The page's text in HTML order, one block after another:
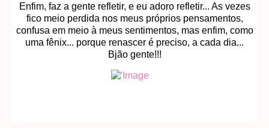
Enfim, faz a gente refletir, e eu adoro refletir... As vezes
fico meio perdida nos meus próprios pensamentos,
confusa em meio à meus sentimentos, mas enfim, como
uma fênix... porque renascer é preciso, a cada dia...
Bjão gente!!!